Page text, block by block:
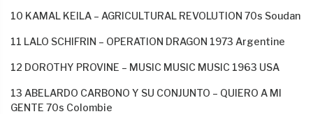
10 KAMAL KEILA – AGRICULTURAL REVOLUTION 70s Soudan
11 LALO SCHIFRIN – OPERATION DRAGON 1973 Argentine
12 DOROTHY PROVINE – MUSIC MUSIC MUSIC 1963 USA
13 ABELARDO CARBONO Y SU CONJUNTO – QUIERO A MI
GENTE 70s Colombie